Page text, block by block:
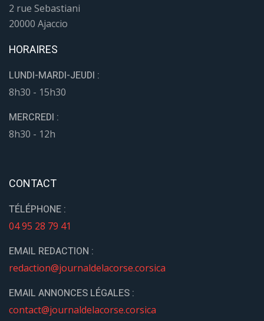
2 rue Sebastiani
20000 Ajaccio
HORAIRES
LUNDI-MARDI-JEUDI :
8h30 - 15h30
MERCREDI :
8h30 - 12h
CONTACT
TÉLÉPHONE :
04 95 28 79 41
EMAIL REDACTION :
redaction@journaldelacorse.corsica
EMAIL ANNONCES LÉGALES :
contact@journaldelacorse.corsica